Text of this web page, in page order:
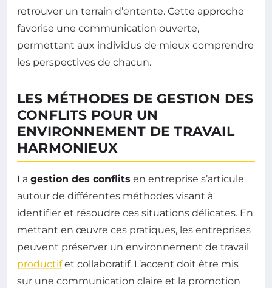
retrouver un terrain d’entente. Cette approche
favorise une communication ouverte,
permettant aux individus de mieux comprendre
les perspectives de chacun.
LES MÉTHODES DE GESTION DES
CONFLITS POUR UN
ENVIRONNEMENT DE TRAVAIL
HARMONIEUX
La gestion des conflits en entreprise s’articule
autour de différentes méthodes visant à
identifier et résoudre ces situations délicates. En
mettant en œuvre ces pratiques, les entreprises
peuvent préserver un environnement de travail
productifet collaboratif. L’accent doit être mis
sur une communication claire et la promotion